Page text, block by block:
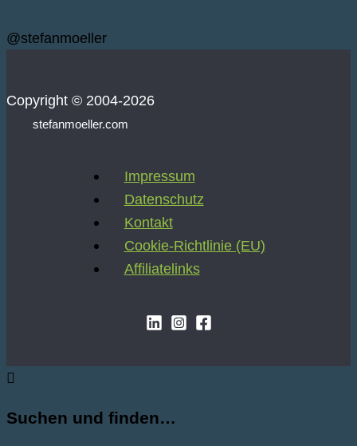
@stefanmoeller
Copyright © 2004-2026
stefanmoeller.com
Impressum
Datenschutz
Kontakt
Cookie-Richtlinie (EU)
Affiliatelinks
Suchen und finden…